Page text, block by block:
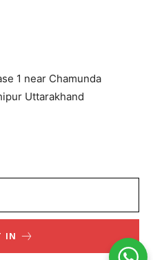
1 near Chamunda
Uttarakhand
IN